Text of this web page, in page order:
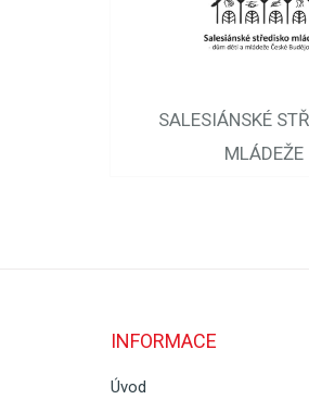
SALESIÁNSKÉ
MLÁDEŽE
INFORMACE
Úvod